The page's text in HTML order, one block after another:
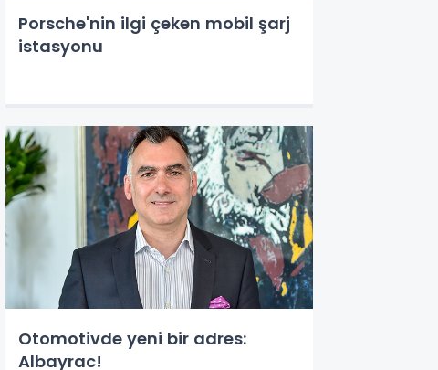
Porsche'nin ilgi çeken mobil şarj
istasyonu
Otomotivde yeni bir adres:
Albayrac!